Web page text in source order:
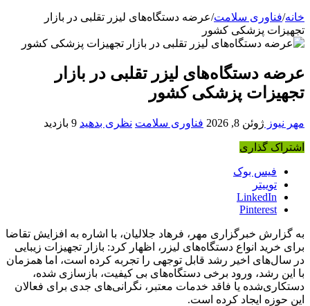
خانه/فناوری سلامت/عرضه دستگاه‌های لیزر تقلبی در بازار
تجهیزات پزشکی کشور
عرضه دستگاه‌های لیزر تقلبی در بازار
تجهیزات پزشکی کشور
مهر نیوز ژوئن 8, 2026 فناوری سلامت نظری بدهید 9 بازدید
اشتراک گذاری
فیس بوک
توییتر
LinkedIn
Pinterest
به گزارش خبرگزاری مهر، فرهاد جلالیان، با اشاره به افزایش تقاضا
برای خرید انواع دستگاه‌های لیزر، اظهار کرد: بازار تجهیزات زیبایی
در سال‌های اخیر رشد قابل توجهی را تجربه کرده است، اما همزمان
با این رشد، ورود برخی دستگاه‌های بی‌ کیفیت، بازسازی‌ شده،
دستکاری‌شده یا فاقد خدمات معتبر، نگرانی‌های جدی برای فعالان
این حوزه ایجاد کرده است.